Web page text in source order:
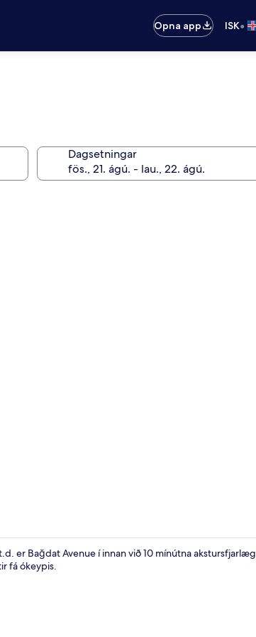
Opna app
ISK•
Dagsetningar
er Bağdat Avenue í innan við 10 mínútna
fá ókeypis.